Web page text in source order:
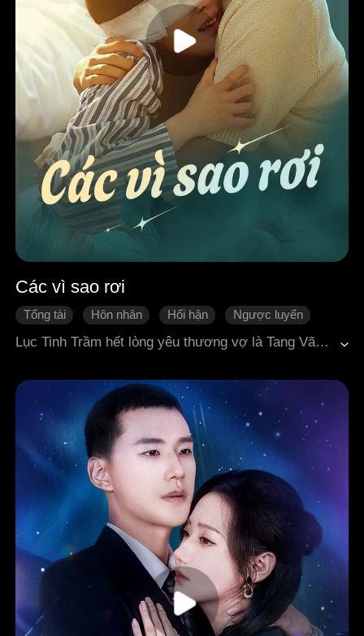
Các vì sao rơi
Tổng tài Hôn nhân Hối hận
Ngược luyến
Ngôn tình hiện đại
Lục Tinh Trầm hết lòng yêu thương vợ là Tang Vãn, cùng cô đón kỷ niệm bảy năm ngày cưới. Nhưng không ngờ, vì bị em trai Lục Dã ly gián, Tang Vãn hiểu lầm và oán hận, cho rằng anh đã âm thầm tính toán hại mình. Trong cơn giận dữ, cô đòi ly hôn, còn bỏ đi đứa con, khiến bệnh tim tái phát.Tuyệt vọng và đau đớn, nhưng Lục Tinh Trầm vẫn không thể trơ mắt nhìn người mình yêu chết đi. Anh lựa chọn dùng chính trái tim mình để cứu vợ.Tang Vãn được cứu sống, lại chẳng hề hay biết sự thật, còn nghĩ rằng chồng vô lý gây sự rồi bỏ nhà ra đi. Thế nhưng, khi không còn sự chăm sóc tỉ mỉ, ân cần của anh, cô dần thấy trống trải, bất an, hối hận và bứt rứt. Đến cuối cùng, cô mới nhận ra mình thật sự yêu anh, rồi phát điên tìm kiếm.Để rồi, giữa từng lớp sự thật hé lộ, trong ký ức, trong tình yêu, cô chỉ còn nhận về tin dữ – sự ra đi tuyệt vọng của anh. Từ đó, bắt đầu bi kịch "theo đuổi lại chồng đầy khó khăn".